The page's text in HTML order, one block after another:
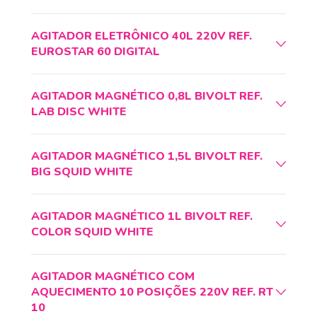
AGITADOR ELETRÔNICO 40L 220V REF.
EUROSTAR 60 DIGITAL
AGITADOR MAGNÉTICO 0,8L BIVOLT REF.
LAB DISC WHITE
AGITADOR MAGNÉTICO 1,5L BIVOLT REF.
BIG SQUID WHITE
AGITADOR MAGNÉTICO 1L BIVOLT REF.
COLOR SQUID WHITE
AGITADOR MAGNÉTICO COM
AQUECIMENTO 10 POSIÇÕES 220V REF. RT
10